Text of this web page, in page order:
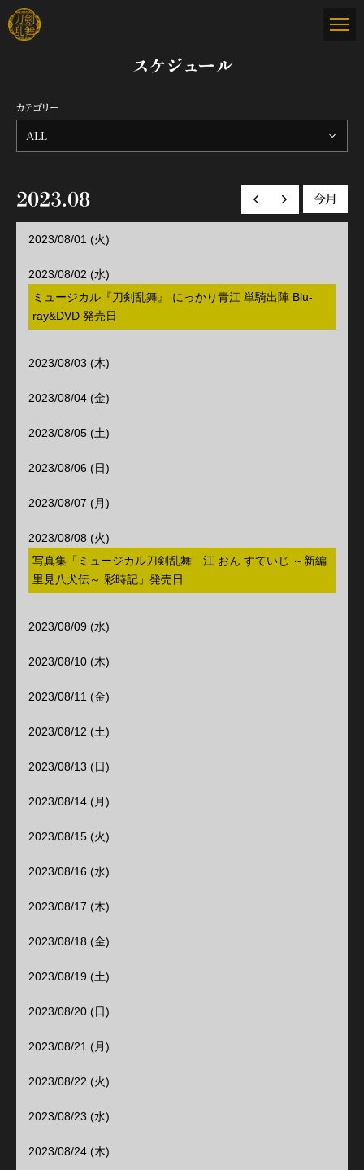
スケジュール
カテゴリー
ALL
2023.08
前の月へ次の月へ
今月
2023/08/01 (火)
2023/08/02 (水)
ミュージカル『刀剣乱舞』 にっかり青江 単騎出陣 Blu-
ray&DVD 発売日
2023/08/03 (木)
2023/08/04 (金)
2023/08/05 (土)
2023/08/06 (日)
2023/08/07 (月)
2023/08/08 (火)
写真集「ミュージカル刀剣乱舞 江 おん すていじ ～新編
里見八犬伝～ 彩時記」発売日
2023/08/09 (水)
2023/08/10 (木)
2023/08/11 (金)
2023/08/12 (土)
2023/08/13 (日)
2023/08/14 (月)
2023/08/15 (火)
2023/08/16 (水)
2023/08/17 (木)
2023/08/18 (金)
2023/08/19 (土)
2023/08/20 (日)
2023/08/21 (月)
2023/08/22 (火)
2023/08/23 (水)
2023/08/24 (木)